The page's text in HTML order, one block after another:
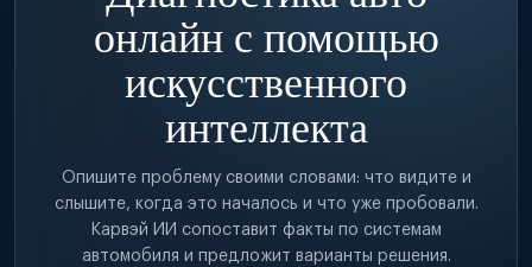
онлайн с помощью
искусственного
интеллекта
Опишите проблему своими словами: что видите и
слышите, когда это началось и что уже пробовали.
Карвэй ИИ сопоставит факты по системам
автомобиля и предложит варианты решения.